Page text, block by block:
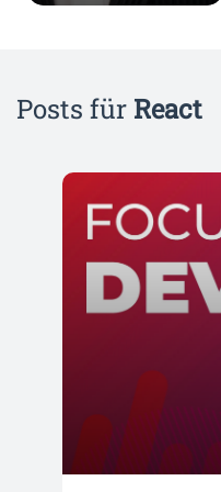
Posts für React